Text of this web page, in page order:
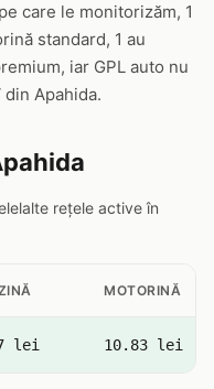
care le monitorizăm, 1
standard, 1 au
iar GPL auto nu
Apahida.
rețele active în
MOTORINĂ
lei 10.83 lei